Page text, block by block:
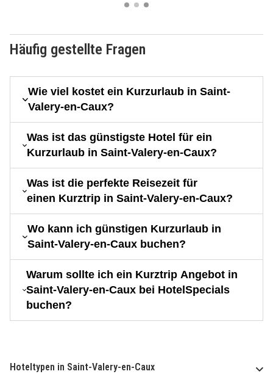
Häufig gestellte Fragen
Wie viel kostet ein Kurzurlaub in Saint-
Valery-en-Caux?
Was ist das günstigste Hotel für ein
Kurzurlaub in Saint-Valery-en-Caux?
Was ist die perfekte Reisezeit für
einen Kurztrip in Saint-Valery-en-Caux?
Wo kann ich günstigen Kurzurlaub in
Saint-Valery-en-Caux buchen?
Warum sollte ich ein Kurztrip Angebot in
Saint-Valery-en-Caux bei HotelSpecials
buchen?
Hoteltypen in Saint-Valery-en-Caux